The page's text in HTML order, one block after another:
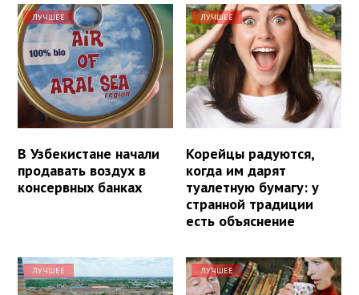
ЛУЧШЕЕ
В Узбекистане начали
продавать воздух в
консервных банках
ЛУЧШЕЕ
Корейцы радуются,
когда им дарят
туалетную бумагу: у
странной традиции
есть объяснение
ЛУЧШЕЕ ЛУЧШЕЕ